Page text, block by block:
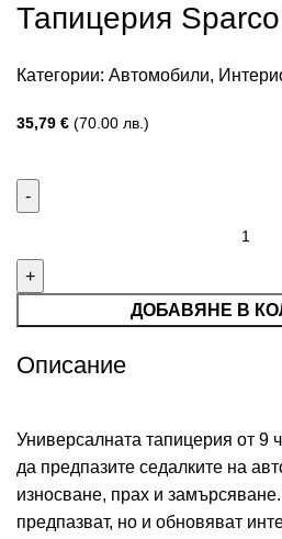
Тапицерия
Категории: Автомобили,
35,79 € (70.00 лв.)
ДОБАВЯНЕ В
Описание
Универсалната тапицерия от 9
да предпазите седалките на
износване, прах и
предпазват, но и обновяват